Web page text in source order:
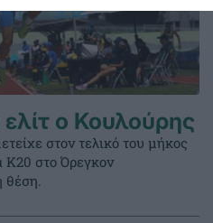
ο Κουλούρης
στον τελικό του μήκος
στο Όρεγκον
θέση.